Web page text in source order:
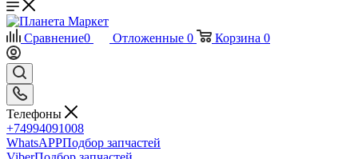
Сравнение0 Отложенные 0 Корзина 0
Телефоны
+74994091008
WhatsAPPПодбор запчастей